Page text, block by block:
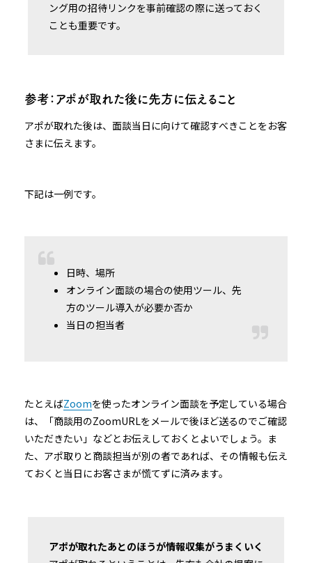
ング用の招待リンクを事前確認の際に送っておく
ことも重要です。
参考：アポが取れた後に先方に伝えること
アポが取れた後は、面談当日に向けて確認すべきことをお客
さまに伝えます。
下記は一例です。
日時、場所
オンライン面談の場合の使用ツール、先
方のツール導入が必要か否か
当日の担当者
たとえばZoomを使ったオンライン面談を予定している場合
は、「商談用のZoomURLをメールで後ほど送るのでご確認
いただきたい」などとお伝えしておくとよいでしょう。ま
た、アポ取りと商談担当が別の者であれば、その情報も伝え
ておくと当日にお客さまが慌てずに済みます。
アポが取れたあとのほうが情報収集がうまくいく